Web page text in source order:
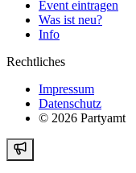
Event eintragen
Was ist neu?
Info
Rechtliches
Impressum
Datenschutz
© 2026 Partyamt